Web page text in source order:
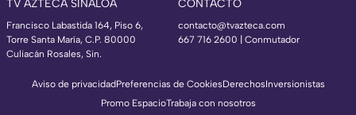
TV AZTECA SINALOA
Francisco Labastida 164, Piso 6,
Torre Santa María, C.P. 80000
Culiacán Rosales, Sin.
CONTACTO
contacto@tvazteca.com
667 716 2600 | Conmutador
Aviso de privacidadPreferencias de CookiesDerechosInversionistas
Promo EspacioTrabaja con nosotros